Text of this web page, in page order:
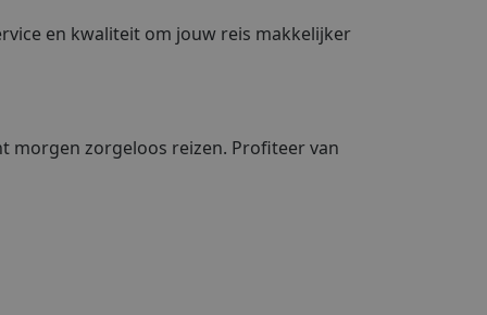
en kwaliteit om jouw reis makkelijker
morgen zorgeloos reizen. Profiteer van